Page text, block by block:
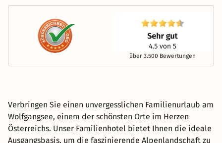
über 3.500 Bewertungen
Verbringen Sie einen unvergesslichen Familienurlaub am
Wolfgangsee, einem der schönsten Orte im Herzen
Österreichs. Unser Familienhotel bietet Ihnen die ideale
Ausgangsbasis, um die faszinierende Alpenlandschaft zu